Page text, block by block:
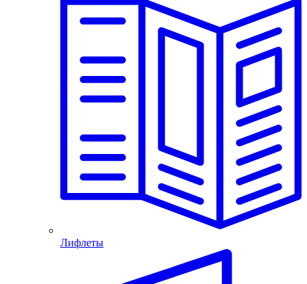
Лифлеты